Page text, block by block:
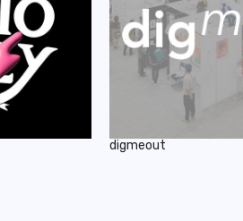
digmeout